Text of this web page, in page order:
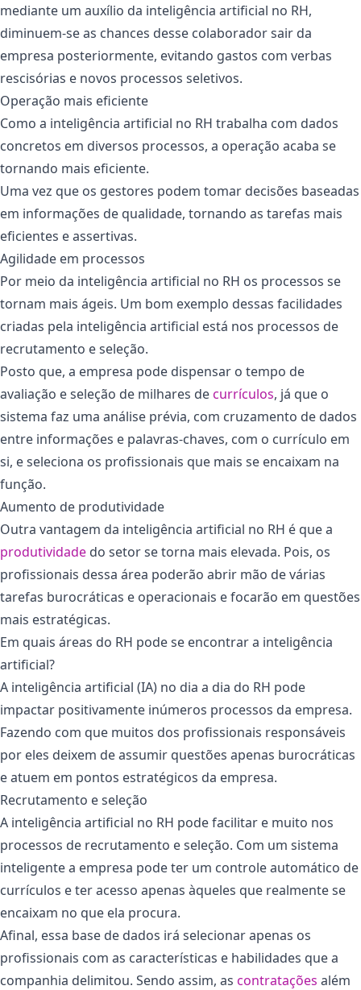
mediante um auxílio da inteligência artificial no RH,
diminuem-se as chances desse colaborador sair da
empresa posteriormente, evitando gastos com verbas
rescisórias e novos processos seletivos.
Operação mais eficiente
Como a inteligência artificial no RH trabalha com dados
concretos em diversos processos, a operação acaba se
tornando mais eficiente.
Uma vez que os gestores podem tomar decisões baseadas
em informações de qualidade, tornando as tarefas mais
eficientes e assertivas.
Agilidade em processos
Por meio da inteligência artificial no RH os processos se
tornam mais ágeis. Um bom exemplo dessas facilidades
criadas pela inteligência artificial está nos processos de
recrutamento e seleção.
Posto que, a empresa pode dispensar o tempo de
avaliação e seleção de milhares decurrículos, já que o
sistema faz uma análise prévia, com cruzamento de dados
entre informações e palavras-chaves, com o currículo em
si, e seleciona os profissionais que mais se encaixam na
função.
Aumento de produtividade
Outra vantagem da inteligência artificial no RH é que a
produtividade do setor se torna mais elevada. Pois, os
profissionais dessa área poderão abrir mão de várias
tarefas burocráticas e operacionais e focarão em questões
mais estratégicas.
Em quais áreas do RH pode se encontrar a inteligência
artificial?
A inteligência artificial (IA) no dia a dia do RH pode
impactar positivamente inúmeros processos da empresa.
Fazendo com que muitos dos profissionais responsáveis
por eles deixem de assumir questões apenas burocráticas
e atuem em pontos estratégicos da empresa.
Recrutamento e seleção
A inteligência artificial no RH pode facilitar e muito nos
processos de recrutamento e seleção. Com um sistema
inteligente a empresa pode ter um controle automático de
currículos e ter acesso apenas àqueles que realmente se
encaixam no que ela procura.
Afinal, essa base de dados irá selecionar apenas os
profissionais com as características e habilidades que a
companhia delimitou. Sendo assim, as contratações além